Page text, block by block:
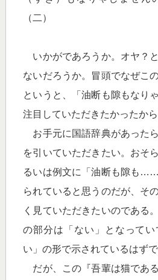
（二）
いかがであろうか。オヤ？
ないだろうか。冒頭でなぜこ
というと、「油断も隙もなり
注目していただきたかったから
お手元に国語辞典があった
を引いていただきたい。おそ
るいは例文に「油断も隙も
られていると思うのだが、そ
く見ていただきたいのである
の部分は「ない」となって
い」の形で示されているはずで
だが、この『吾輩は猫であ